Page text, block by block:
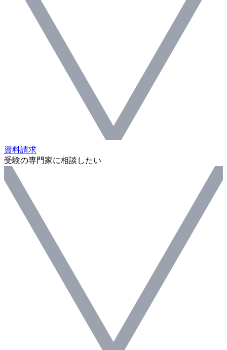
資料請求
受験の専門家に相談したい